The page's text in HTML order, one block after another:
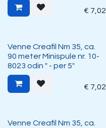
€ 7,02
Venne Creafil Nm 35, ca.
90 meter Minispule nr. 10-
8023 odin " - per 5"
€ 7,02
Venne Creafil Nm 35, ca.